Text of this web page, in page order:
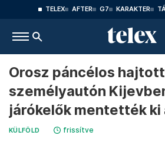
TELEX AFTER G7 KARAKTER
Orosz páncélos
személyautón
járókelők mentették ki
KÜLFÖLD frissítve